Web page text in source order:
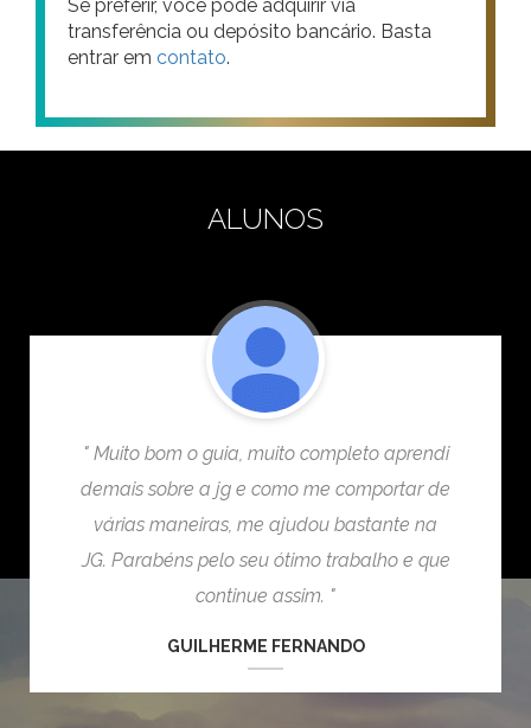
Se preferir, você pode adquirir via
transferência ou depósito bancário. Basta
entrar em contato.
ALUNOS
" Muito bom o guia, muito completo aprendi
demais sobre a jg e como me comportar de
várias maneiras, me ajudou bastante na
JG. Parabéns pelo seu ótimo trabalho e que
continue assim. "
GUILHERME FERNANDO